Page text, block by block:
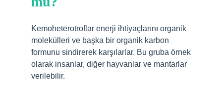
Kemoheterotroflar enerji ihtiyaçlarını organik
molekülleri ve başka bir organik karbon
formunu sindirerek karşılarlar. Bu gruba örnek
olarak insanlar, diğer hayvanlar ve mantarlar
verilebilir.